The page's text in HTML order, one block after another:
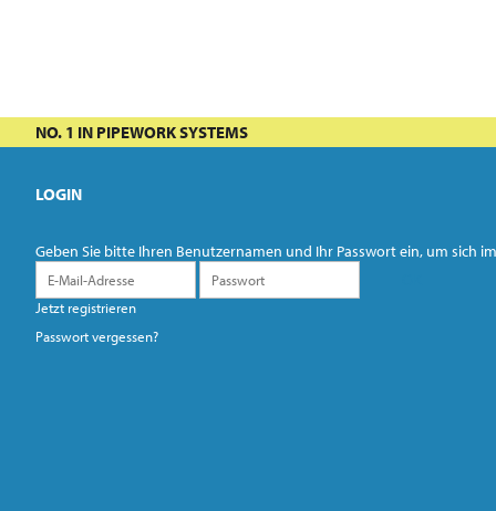
NO. 1 IN PIPEWORK SYSTEMS
LOGIN
Geben Sie bitte Ihren Benutzernamen und Ihr Passwort ein, um sich
Jetzt registrieren
Passwort vergessen?